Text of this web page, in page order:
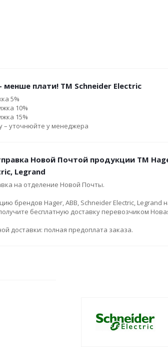
менше плати! ТМ Schneider Electric
5%
10%
15%
– уточнюйте у менеджера
Новой Почтой продукции ТМ
Legrand
на отделение Новой Почты.
брендов Hager, ABB, Schneider Electric, Legrand
бесплатную доставку перевозчиком
доставки: полная предоплата заказа.